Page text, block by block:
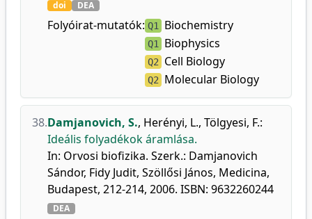
doi DEA
Folyóirat-mutatók: Q1 Biochemistry
Q1 Biophysics
Q2 Cell Biology
Q2 Molecular Biology
38.Damjanovich, S., Herényi, L., Tölgyesi, F.:
Ideális folyadékok áramlása.
In: Orvosi biofizika. Szerk.: Damjanovich
Sándor, Fidy Judit, Szöllősi János, Medicina,
Budapest, 212-214, 2006. ISBN: 9632260244
DEA